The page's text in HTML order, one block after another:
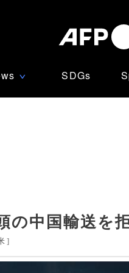
∨ SDGs
の中国輸送を
]